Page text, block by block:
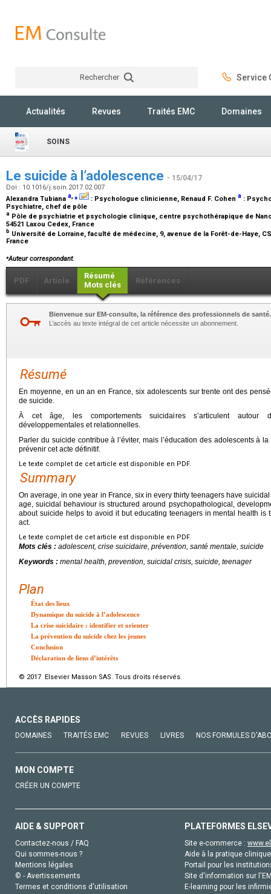
Rechercher Service
Actualités Revues Traités EMC Domaines
SOINS
Le suicide à l’adolescence - 15/04/17
Doi : 10.1016/j.soin.2017.02.007
Alexandra Tubiana a,⁎ : Psychologue clinicienne, Renaud F. Cohen a :
Psychiatre, chef de pôle
a Pôle de psychiatrie et psychologie clinique, centre psychothérapique de
54521 Laxou Cedex, France
b Université de Lorraine, faculté de médecine, 9, avenue de la Forêt-de-Haye,
France
⁎Auteur correspondant.
PDF Article
Résumé
Mots clés
Références
Bienvenue sur EM-consulte, la référence des professionnels de santé.
L’accès au texte intégral de cet article nécessite un abonnement.
Résumé
En moyenne, en un an en France, six adolescents sur trente ont des
de suicide.
À cet âge, les comportements suicidaires s’articulent autour
développementales et relationnelles.
Parler du suicide contribue à l’éviter, mais l’éducation des adolescents à
prévenir cet acte définitif.
Le texte complet de cet article est disponible en PDF.
Summary
On average, in one year in France, six in every thirty teenagers have
age, suicidal behaviour is structured around psychopathological,
about suicide helps to avoid it but educating teenagers in mental health is
act.
Le texte complet de cet article est disponible en PDF.
Mots clés : adolescent, crise suicidaire, prévention, santé mentale, suicide
Keywords : mental health, prevention, suicidal crisis, suicide, teenager
Plan
État des lieux
Dynamique du suicide à l’adolescence
La crise suicidaire : identifier et orienter
La prévention du suicide chez les jeunes
Conclusion
Déclaration de liens d’intérêts
© 2017 Elsevier Masson SAS. Tous droits réservés.
ACCÈS RAPIDES
DOMAINES TRAITÉS EMC REVUES LIVRES NOS FORMULES
MON COMPTE
CRÉER UN COMPTE
AIDE & SUPPORT
Contactez-nous / FAQ
Qui sommes-nous ?
Mentions légales
© - Avertissements
Termes et conditions d'utilisation
PLATEFORMES
Site e-commerce :
Aide à la pratique
Portail pour les
Site d'information sur
E-learning pour les